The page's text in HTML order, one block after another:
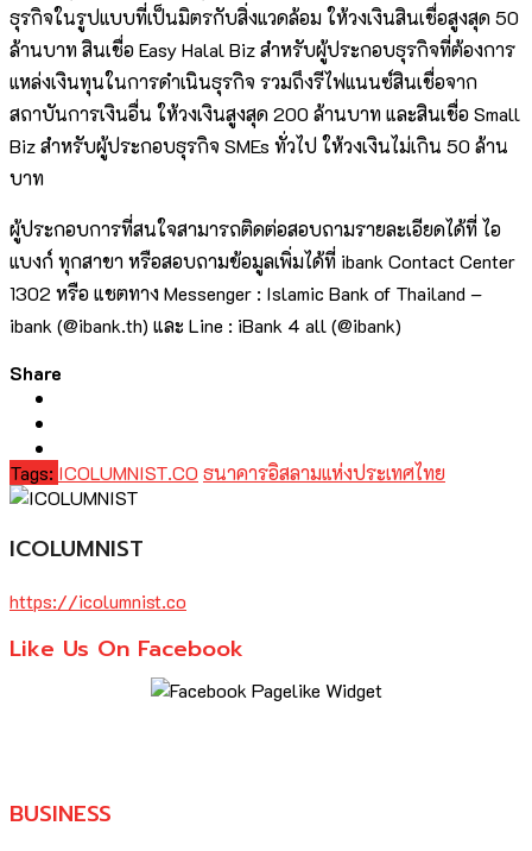
ธุรกิจในรูปแบบที่เป็นมิตรกับสิ่งแวดล้อม ให้วงเงินสินเชื่อสูงสุด 50
ล้านบาท สินเชื่อ Easy Halal Biz สำหรับผู้ประกอบธุรกิจที่ต้องการ
แหล่งเงินทุนในการดำเนินธุรกิจ รวมถึงรีไฟแนนซ์สินเชื่อจาก
สถาบันการเงินอื่น ให้วงเงินสูงสุด 200 ล้านบาท และสินเชื่อ Small
Biz สำหรับผู้ประกอบธุรกิจ SMEs ทั่วไป ให้วงเงินไม่เกิน 50 ล้าน
บาท
ผู้ประกอบการที่สนใจสามารถติดต่อสอบถามรายละเอียดได้ที่ ไอ
แบงก์ ทุกสาขา หรือสอบถามข้อมูลเพิ่มได้ที่ ibank Contact Center
1302 หรือ แชตทาง Messenger : Islamic Bank of Thailand –
ibank (@ibank.th) และ Line : iBank 4 all (@ibank)
Share
Tags: ICOLUMNIST.CO ธนาคารอิสลามแห่งประเทศไทย
ICOLUMNIST
https://icolumnist.co
Like Us On Facebook
BUSINESS